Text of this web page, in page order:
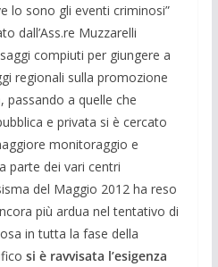
lo sono gli eventi criminosi”
dall’Ass.re Muzzarelli
compiuti per giungere a
regionali sulla promozione
passando a quelle che
e privata si è cercato
monitoraggio e
parte dei vari centri
del Maggio 2012 ha reso
più ardua nel tentativo di
in tutta la fase della
si è ravvisata l’esigenza